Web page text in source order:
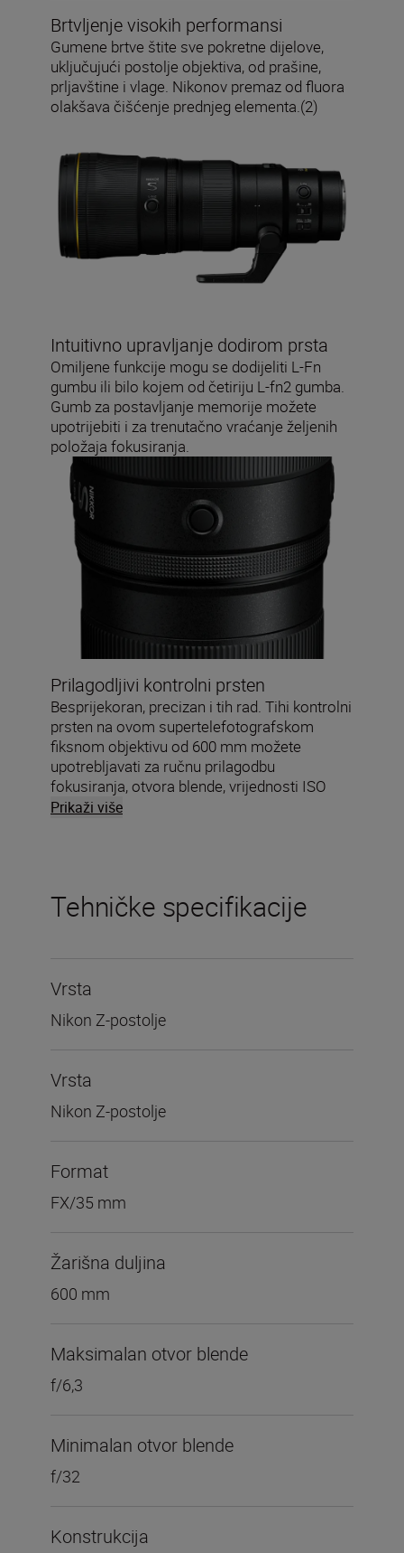
Brtvljenje visokih performansi
Gumene brtve štite sve pokretne dijelove,
uključujući postolje objektiva, od prašine,
prljavštine i vlage. Nikonov premaz od fluora
olakšava čišćenje prednjeg elementa.(2)
Intuitivno upravljanje dodirom prsta
Omiljene funkcije mogu se dodijeliti L-Fn
gumbu ili bilo kojem od četiriju L-fn2 gumba.
Gumb za postavljanje memorije možete
upotrijebiti i za trenutačno vraćanje željenih
položaja fokusiranja.
Prilagodljivi kontrolni prsten
Besprijekoran, precizan i tih rad. Tihi kontrolni
prsten na ovom supertelefotografskom
fiksnom objektivu od 600 mm možete
upotrebljavati za ručnu prilagodbu
fokusiranja, otvora blende, vrijednosti ISO
osjetljivosti ili kompenzacije ekspozicije.
Prikaži više
Tehničke specifikacije
Vrsta
Nikon Z-postolje
Vrsta
Nikon Z-postolje
Format
FX/35 mm
Žarišna duljina
600 mm
Maksimalan otvor blende
f/6,3
Minimalan otvor blende
f/32
Konstrukcija